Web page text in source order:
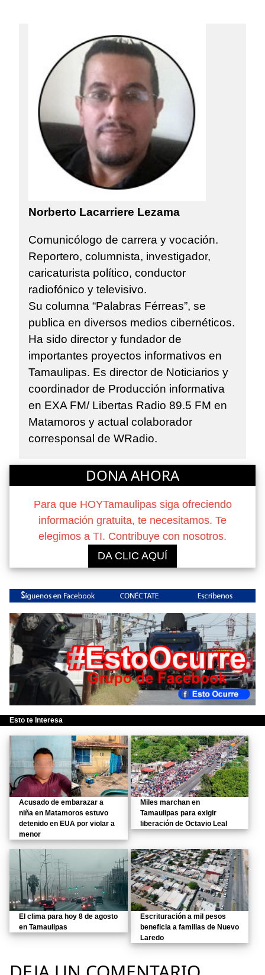
Norberto Lacarriere Lezama
Comunicólogo de carrera y vocación.
Reportero, columnista, investigador,
caricaturista político, conductor
radiofónico y televisivo.
Su columna “Palabras Férreas”, se
publica en diversos medios cibernéticos.
Ha sido director y fundador de
importantes proyectos informativos en
Tamaulipas. Es director de Noticiarios y
coordinador de Producción informativa
en EXA FM/ Libertas Radio 89.5 FM en
Matamoros y actual colaborador
corresponsal de WRadio.
DONA AHORA
Para que HOYTamaulipas siga ofreciendo
información gratuita, te necesitamos. Te
elegimos a TI. Contribuye con nosotros.
DA CLIC AQUÍ
Esto te Interesa
Acusado de embarazar a
niña en Matamoros estuvo
detenido en EUA por violar a
menor
Miles marchan en
Tamaulipas para exigir
liberación de Octavio Leal
El clima para hoy 8 de agosto
en Tamaulipas
Escrituración a mil pesos
beneficia a familias de Nuevo
Laredo